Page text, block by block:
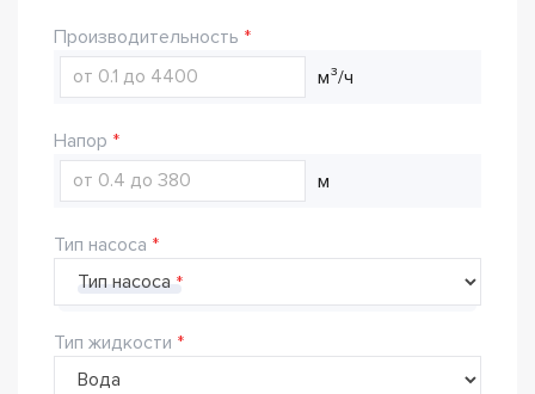
Производительность
м³/ч
Напор
м
Тип насоса
Тип насоса
Тип жидкости